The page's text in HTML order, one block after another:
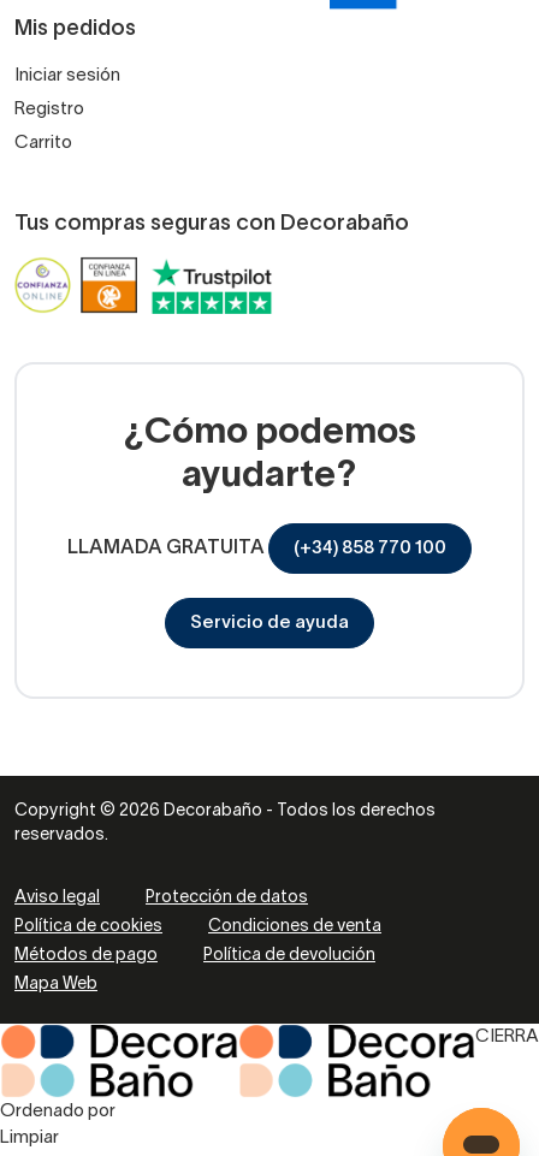
Mis pedidos
Iniciar sesión
Registro
Carrito
Tus compras seguras con Decorabaño
¿Cómo podemos
ayudarte?
LLAMADA GRATUITA (+34) 858 770 100
Servicio de ayuda
Copyright © 2026 Decorabaño - Todos los derechos
reservados.
Aviso legal
Protección de datos
Política de cookies
Condiciones de venta
Métodos de pago
Política de devolución
Mapa Web
CIERRA
Ordenado por
Limpiar